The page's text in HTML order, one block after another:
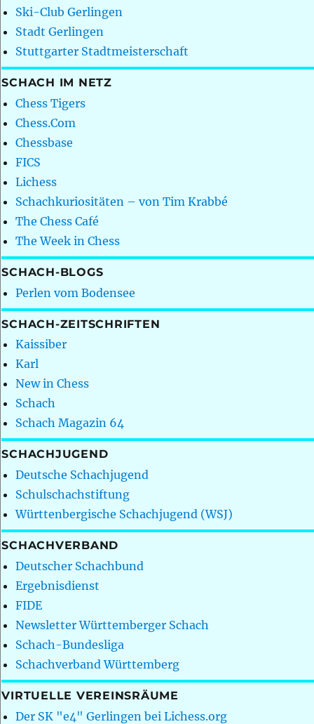
Ski-Club Gerlingen
Stadt Gerlingen
Stuttgarter Stadtmeisterschaft
SCHACH IM NETZ
Chess Tigers
Chess.Com
Chessbase
FICS
Lichess
Schachkuriositäten – von Tim Krabbé
The Chess Café
The Week in Chess
SCHACH-BLOGS
Perlen vom Bodensee
SCHACH-ZEITSCHRIFTEN
Kaissiber
Karl
New in Chess
Schach
Schach Magazin 64
SCHACHJUGEND
Deutsche Schachjugend
Schulschachstiftung
Württenbergische Schachjugend (WSJ)
SCHACHVERBAND
Deutscher Schachbund
Ergebnisdienst
FIDE
Newsletter Württemberger Schach
Schach-Bundesliga
Schachverband Württemberg
VIRTUELLE VEREINSRÄUME
Der SK "e4" Gerlingen bei Lichess.org